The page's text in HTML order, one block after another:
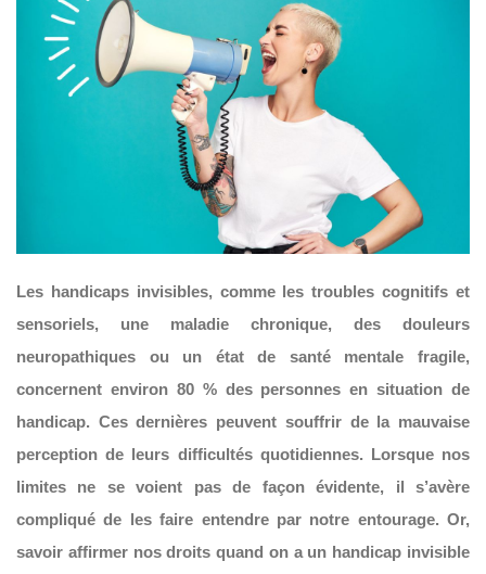
Les handicaps invisibles, comme les troubles cognitifs et
sensoriels, une maladie chronique, des douleurs
neuropathiques ou un état de santé mentale fragile,
concernent environ 80 % des personnes en situation de
handicap. Ces dernières peuvent souffrir de la mauvaise
perception de leurs difficultés quotidiennes. Lorsque nos
limites ne se voient pas de façon évidente, il s’avère
compliqué de les faire entendre par notre entourage. Or,
savoir affirmer nos droits quand on a un handicap invisible